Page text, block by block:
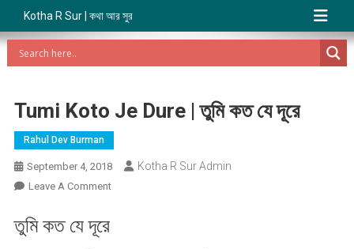
Kotha R Sur | কথা আর সুর
Tumi Koto Je Dure | তুমি কত যে দূরে
Rahul Dev Burman
September 4, 2018 Kotha R Sur Admin
Leave A CommentOn
তুমি কত যে দূরে